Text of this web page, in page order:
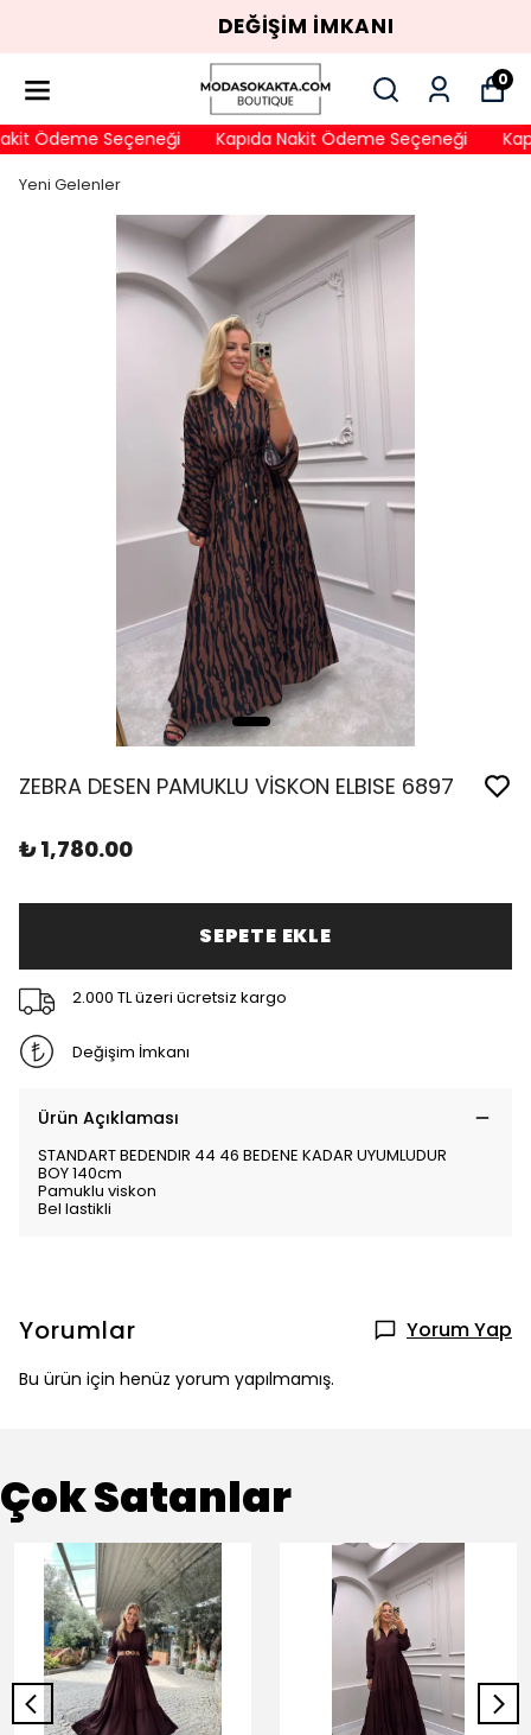
DEĞİŞİM İMKANI
0
Ödeme Seçeneği Kapıda Nakit Ödeme Seçeneği
Yeni Gelenler
ZEBRA DESEN PAMUKLU VİSKON ELBISE 6897
₺ 1,780.00
SEPETE EKLE
2.000 TL üzeri ücretsiz kargo
Değişim İmkanı
Ürün Açıklaması
STANDART BEDENDIR 44 46 BEDENE KADAR UYUMLUDUR
BOY 140cm
Pamuklu viskon
Bel lastikli
Yorumlar Yorum Yap
Bu ürün için henüz yorum yapılmamış.
Çok Satanlar